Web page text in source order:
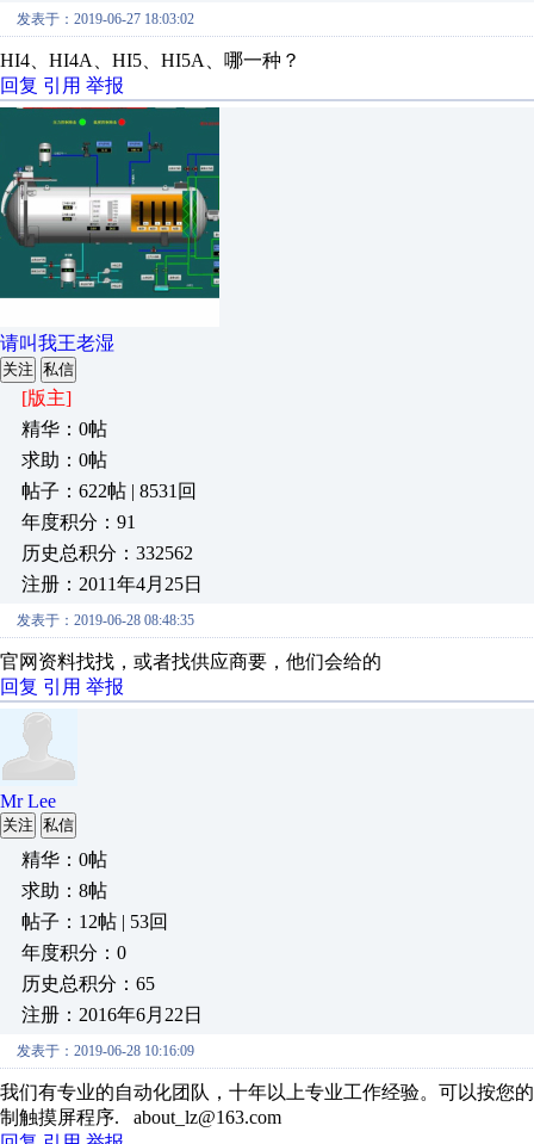
发表于：2019-06-27 18:03:02
HI4、HI4A、HI5、HI5A、哪一种？
回复 引用 举报
请叫我王老湿
关注 私信
[版主]
精华：0帖
求助：0帖
帖子：622帖 | 8531回
年度积分：91
历史总积分：332562
注册：2011年4月25日
发表于：2019-06-28 08:48:35
官网资料找找，或者找供应商要，他们会给的
回复 引用 举报
Mr Lee
关注 私信
精华：0帖
求助：8帖
帖子：12帖 | 53回
年度积分：0
历史总积分：65
注册：2016年6月22日
发表于：2019-06-28 10:16:09
我们有专业的自动化团队，十年以上专业工作经验。可以按您
制触摸屏程序. about_lz@163.com